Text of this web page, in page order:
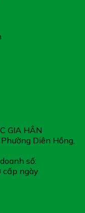
GIA HÂN
Diên Hồng,
số:
cấp ngày